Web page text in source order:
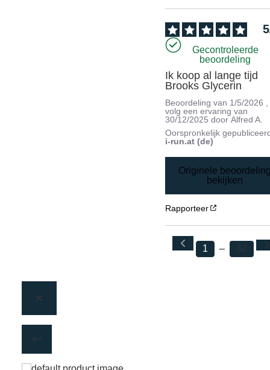
5
Gecontroleerde
beoordeling
Ik koop al lange tijd
Brooks Glycerin
Beoordeling van 1/5/2026 ,
volg een ervaring van
30/12/2025 doorAlfred A.
Oorspronkelijk
i-run.at (de)
Originele
bekijken
Rapporteer
1 42